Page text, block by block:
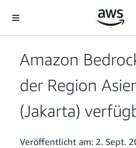
Überspringen zum Hauptinhalt
Amazon
der Region
(Jakarta)
Veröffentlicht am: 2. Sept.